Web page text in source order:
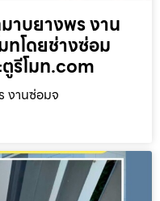
าบยางพร งาน
ทโดยช่างซ่อม
ตูรีโมท.com
งานซ่อมจ